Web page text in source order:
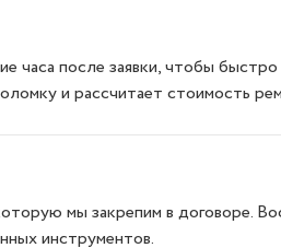
часа после заявки, чтобы
и рассчитает стоимость
мы закрепим в договоре.
инструментов.